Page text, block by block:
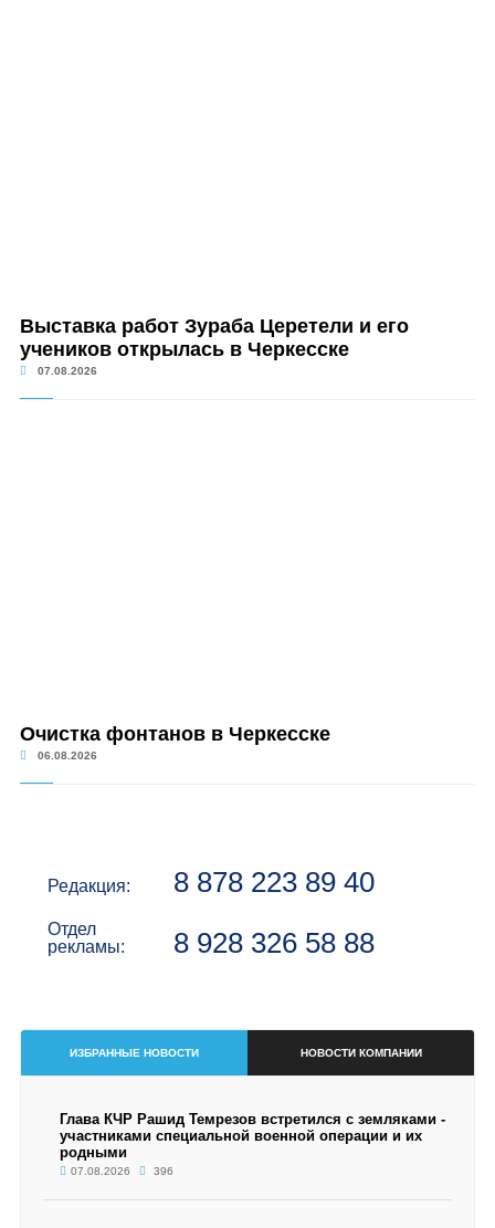
Выставка работ Зураба Церетели и его
учеников открылась в Черкесске
07.08.2026
Очистка фонтанов в Черкесске
06.08.2026
Редакция: 8 878 223 89 40
Отдел
рекламы:
8 928 326 58 88
ИЗБРАННЫЕ НОВОСТИ НОВОСТИ КОМПАНИИ
Глава КЧР Рашид Темрезов встретился с земляками -
участниками специальной военной операции и их
родными
07.08.2026 396